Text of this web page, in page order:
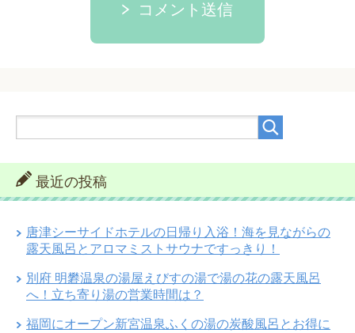
コメント送信
最近の投稿
唐津シーサイドホテルの日帰り入浴！海を見ながらの
露天風呂とアロマミストサウナですっきり！
別府 明礬温泉の湯屋えびすの湯で湯の花の露天風呂
へ！立ち寄り湯の営業時間は？
福岡にオープン新宮温泉ふくの湯の炭酸風呂とお得に